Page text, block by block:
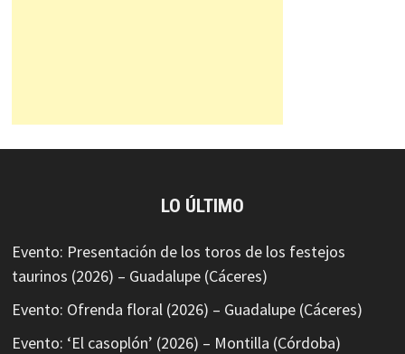
LO ÚLTIMO
Evento: Presentación de los toros de los festejos
taurinos (2026) – Guadalupe (Cáceres)
Evento: Ofrenda floral (2026) – Guadalupe (Cáceres)
Evento: ‘El casoplón’ (2026) – Montilla (Córdoba)